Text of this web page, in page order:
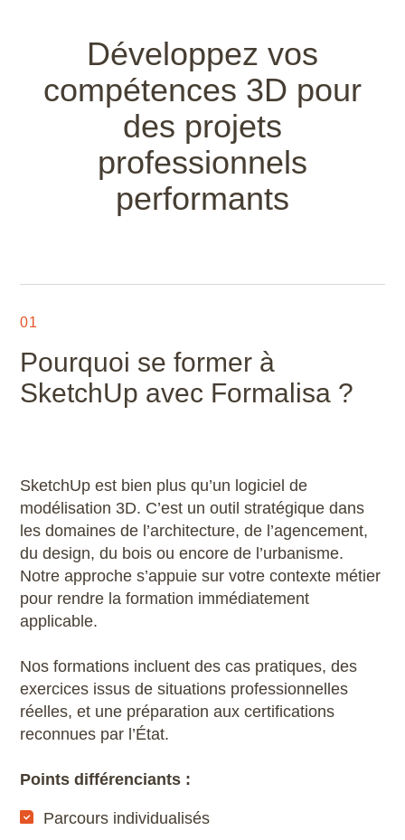
D5 Render
DaVinci Resolve
FreeCAD
Fusion 360
Gimp
InDesign
Inkscape
Inventor
Keyshot
Lightroom
Lumion
Développez vos
compétences 3D pour
des projets
professionnels
performants
01
Pourquoi se former à
SketchUp avec Formalisa ?
SketchUp est bien plus qu’un logiciel de
modélisation 3D. C’est un outil stratégique dans
les domaines de l’architecture, de l’agencement,
du design, du bois ou encore de l’urbanisme.
Notre approche s’appuie sur votre contexte métier
pour rendre la formation immédiatement
applicable.
Nos formations incluent des cas pratiques, des
exercices issus de situations professionnelles
réelles, et une préparation aux certifications
reconnues par l’État.
Points différenciants :
Parcours individualisés